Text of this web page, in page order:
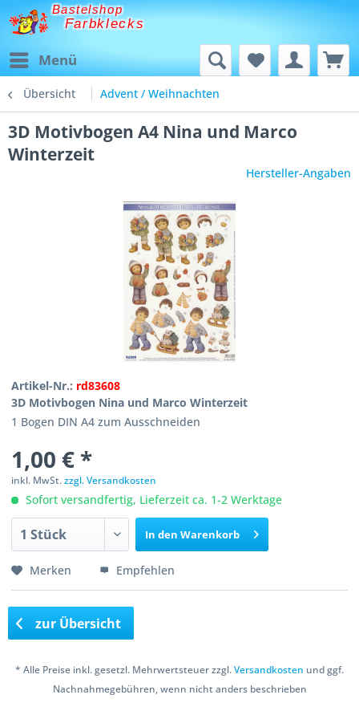
Bastelshop
Farbklecks
Menü
Übersicht Advent / Weihnachten
3D Motivbogen A4 Nina und Marco
Winterzeit
Hersteller-Angaben
Artikel-Nr.: rd83608
3D Motivbogen Nina und Marco Winterzeit
1 Bogen DIN A4 zum Ausschneiden
1,00 € *
inkl. MwSt.zzgl. Versandkosten
Sofort versandfertig, Lieferzeit ca. 1-2 Werktage
In den Warenkorb
Merken Empfehlen
zur Übersicht
* Alle Preise inkl. gesetzl. Mehrwertsteuer zzgl.Versandkosten und ggf.
Nachnahmegebühren, wenn nicht anders beschrieben